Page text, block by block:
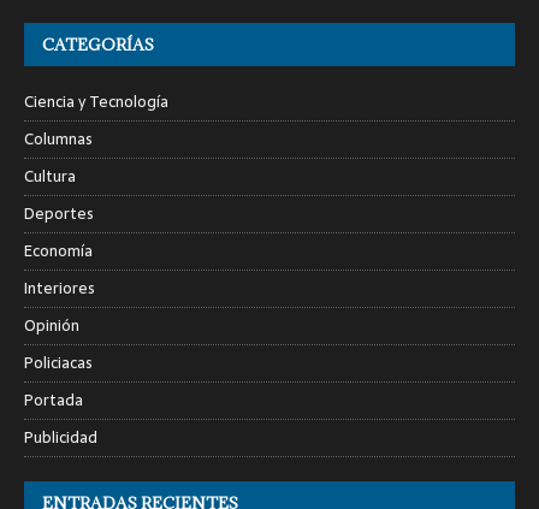
CATEGORÍAS
Ciencia y Tecnología
Columnas
Cultura
Deportes
Economía
Interiores
Opinión
Policiacas
Portada
Publicidad
ENTRADAS RECIENTES